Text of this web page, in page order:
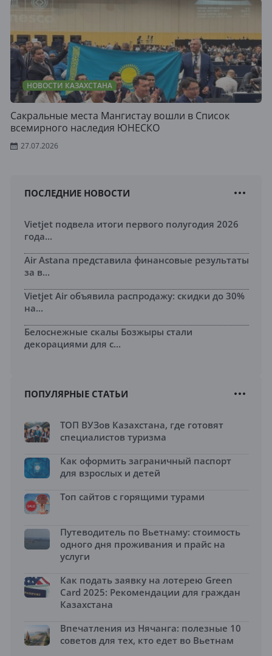
НОВОСТИ КАЗАХСТАНА
Сакральные места Мангистау вошли в Список
всемирного наследия ЮНЕСКО
27.07.2026
ПОСЛЕДНИЕ НОВОСТИ
Vietjet подвела итоги первого полугодия 2026
года...
Air Astana представила финансовые результаты
за в...
Vietjet Air объявила распродажу: скидки до 30%
на...
Белоснежные скалы Бозжыры стали
декорациями для с...
ПОПУЛЯРНЫЕ СТАТЬИ
ТОП ВУЗов Казахстана, где готовят
специалистов туризма
Как оформить заграничный паспорт
для взрослых и детей
Топ сайтов с горящими турами
Путеводитель по Вьетнаму: стоимость
одного дня проживания и прайс на
услуги
Как подать заявку на лотерею Green
Card 2025: Рекомендации для граждан
Казахстана
Впечатления из Нячанга: полезные 10
советов для тех, кто едет во Вьетнам